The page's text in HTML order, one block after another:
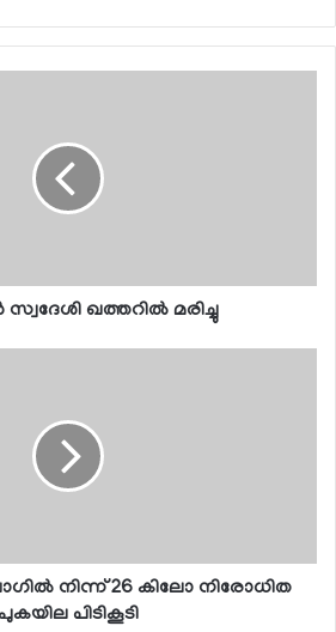
ഖത്തറില്‍ മരിച്ചു
നിന്ന് 26 കിലോ നിരോധിത
പുകയില പിടികൂടി